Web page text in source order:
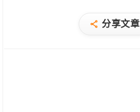
分享文章